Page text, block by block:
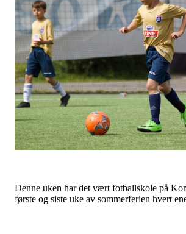
Denne uken har det vært fotballskole på
første og siste uke av sommerferien hvert